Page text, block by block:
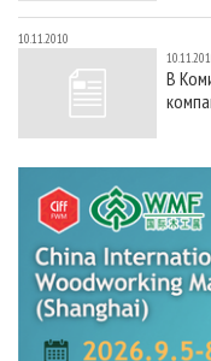
10.11.2010
В